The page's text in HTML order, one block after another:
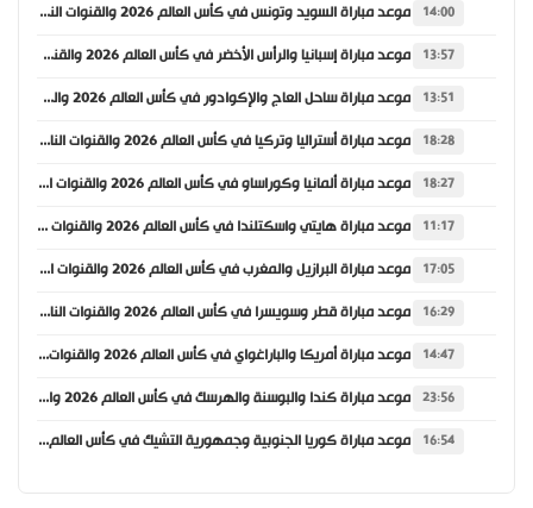
14:00 موعد مباراة السويد وتونس في كأس العالم 2026 والقنوات الناقلة
13:57 موعد مباراة إسبانيا والرأس الأخضر في كأس العالم 2026 والقنوات الناقلة
13:51 موعد مباراة ساحل العاج والإكوادور في كأس العالم 2026 والقنوات الناقلة
18:28 موعد مباراة أستراليا وتركيا في كأس العالم 2026 والقنوات الناقلة
18:27 موعد مباراة ألمانيا وكوراساو في كأس العالم 2026 والقنوات الناقلة
11:17 موعد مباراة هايتي واسكتلندا في كأس العالم 2026 والقنوات الناقلة
17:05 موعد مباراة البرازيل والمغرب في كأس العالم 2026 والقنوات الناقلة
16:29 موعد مباراة قطر وسويسرا في كأس العالم 2026 والقنوات الناقلة
14:47 موعد مباراة أمريكا والباراغواي في كأس العالم 2026 والقنوات الناقلة
23:56 موعد مباراة كندا والبوسنة والهرسك في كأس العالم 2026 والقنوات الناقلة
16:54 موعد مباراة كوريا الجنوبية وجمهورية التشيك في كأس العالم 2026 والقنوات الناقلة